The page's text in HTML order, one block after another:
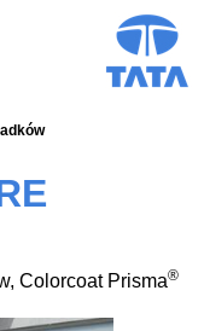
Colorcoat Prisma®